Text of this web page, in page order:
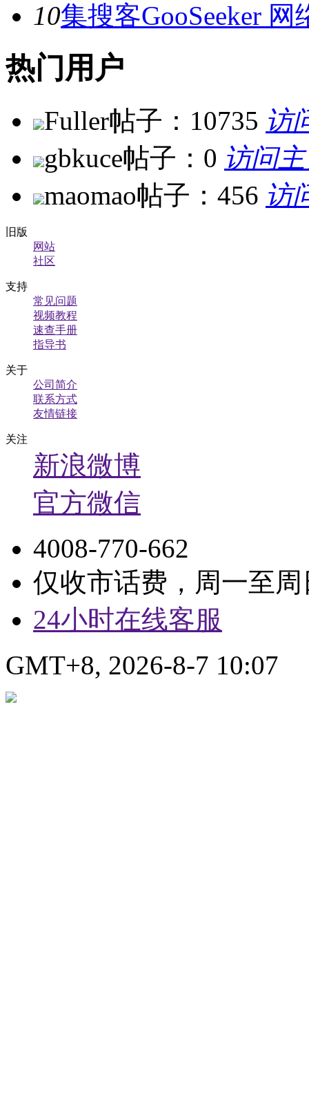
10集搜客GooSeeker
热门用户
Fuller帖子：10735 访
gbkuce帖子：0 访问
maomao帖子：456 访
旧版
网站
社区
支持
常见问题
视频教程
速查手册
指导书
关于
公司简介
联系方式
友情链接
关注
新浪微博
官方微信
4008-770-662
仅收市话费，周一至周
24小时在线客服
GMT+8, 2026-8-7 10:07